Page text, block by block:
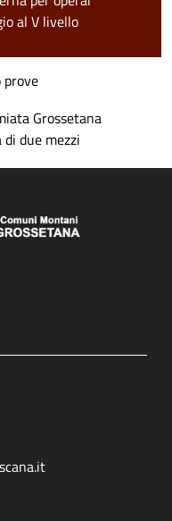
al V livello
prove
Grossetana
due mezzi